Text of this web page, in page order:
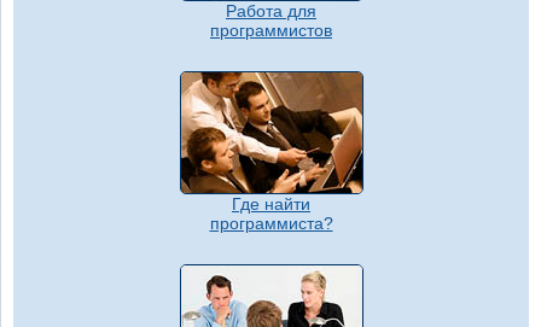
Работа для
программистов
Где найти
программиста?